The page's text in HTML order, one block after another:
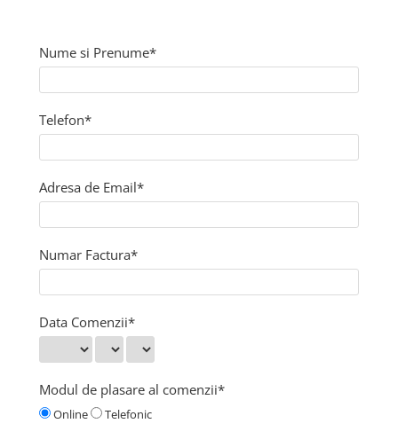
Panouri Solare
Invertoare
Kit-uri de iluminat cu Panou
Panouri Solare
solar
Acumulatori / Baterii
Baterii 9V
Încălțăminte
Diferite electronice
Cutii de protecție pentru Gard
Nume si Prenume*
Telefon*
Adresa de Email*
Numar Factura*
Data Comenzii*
Modul de plasare al comenzii*
Online Telefonic